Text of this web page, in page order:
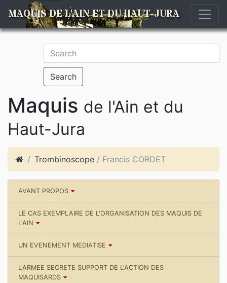
MAQUIS DE L'AIN ET DU HAUT-JURA
Search
Maquis de l'Ain et du
Haut-Jura
Trombinoscope / Francis CORDET
AVANT PROPOS
LE CAS EXEMPLAIRE DE L'ORGANISATION DES MAQUIS DE
L'AIN
UN EVENEMENT MEDIATISE
L'ARMEE SECRETE SUPPORT DE L'ACTION DES
MAQUISARDS